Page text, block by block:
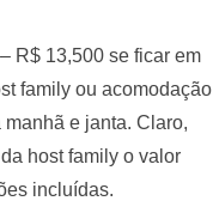
– R$ 13,500 se ficar em
family ou acomodação
e janta. Claro,
host family o valor
incluídas.